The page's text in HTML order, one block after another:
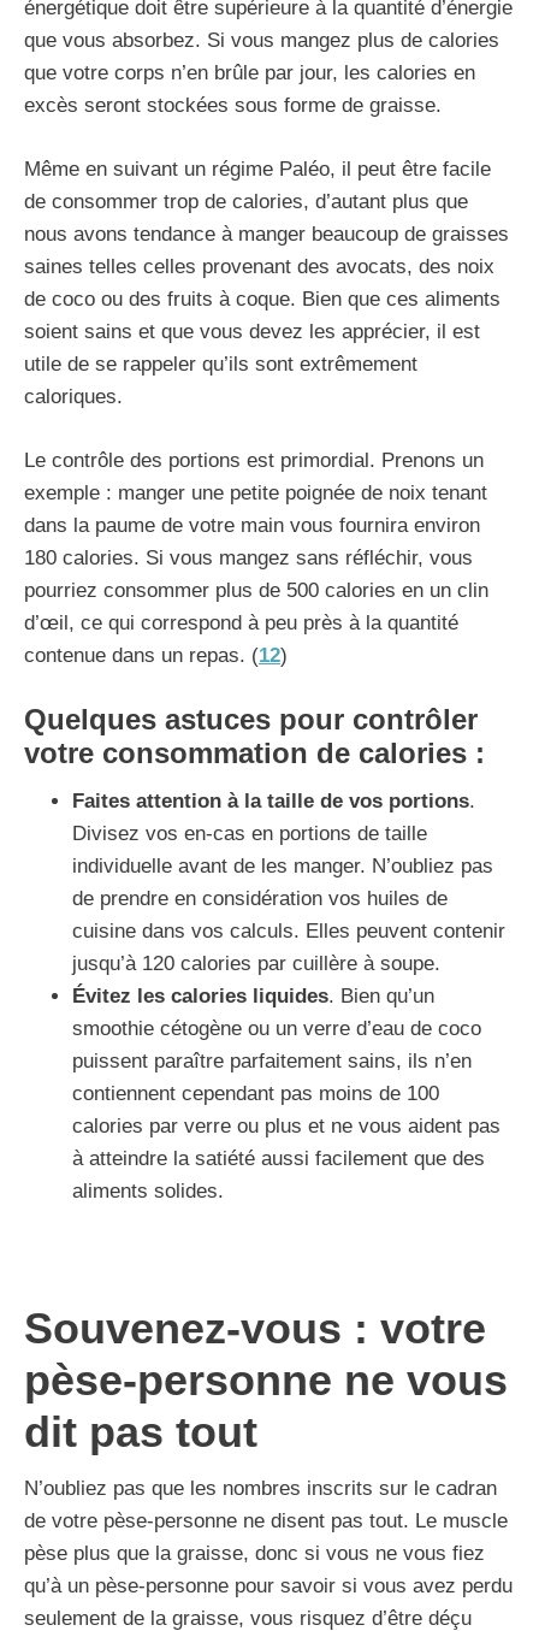
énergétique doit être supérieure à la quantité d’énergie
que vous absorbez. Si vous mangez plus de calories
que votre corps n’en brûle par jour, les calories en
excès seront stockées sous forme de graisse.
Même en suivant un régime Paléo, il peut être facile
de consommer trop de calories, d’autant plus que
nous avons tendance à manger beaucoup de graisses
saines telles celles provenant des avocats, des noix
de coco ou des fruits à coque. Bien que ces aliments
soient sains et que vous devez les apprécier, il est
utile de se rappeler qu’ils sont extrêmement
caloriques.
Le contrôle des portions est primordial. Prenons un
exemple : manger une petite poignée de noix tenant
dans la paume de votre main vous fournira environ
180 calories. Si vous mangez sans réfléchir, vous
pourriez consommer plus de 500 calories en un clin
d’œil, ce qui correspond à peu près à la quantité
contenue dans un repas. (12)
Quelques astuces pour contrôler
votre consommation de calories :
Faites attention à la taille de vos portions.
Divisez vos en-cas en portions de taille
individuelle avant de les manger. N’oubliez pas
de prendre en considération vos huiles de
cuisine dans vos calculs. Elles peuvent contenir
jusqu’à 120 calories par cuillère à soupe.
Évitez les calories liquides. Bien qu’un
smoothie cétogène ou un verre d’eau de coco
puissent paraître parfaitement sains, ils n’en
contiennent cependant pas moins de 100
calories par verre ou plus et ne vous aident pas
à atteindre la satiété aussi facilement que des
aliments solides.
Souvenez-vous : votre
pèse-personne ne vous
dit pas tout
N’oubliez pas que les nombres inscrits sur le cadran
de votre pèse-personne ne disent pas tout. Le muscle
pèse plus que la graisse, donc si vous ne vous fiez
qu’à un pèse-personne pour savoir si vous avez perdu
seulement de la graisse, vous risquez d’être déçu